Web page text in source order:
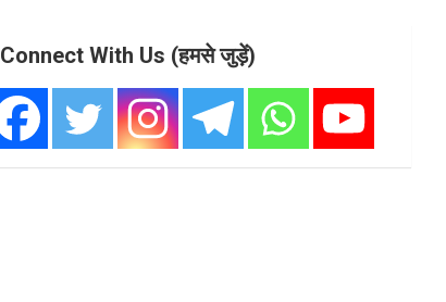
Connect With Us (हमसे जुड़ें)